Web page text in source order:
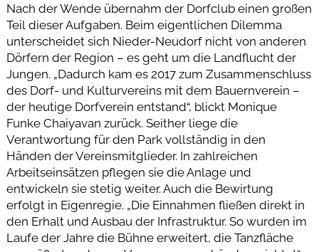
Nach der Wende übernahm der Dorfclub einen großen
Teil dieser Aufgaben. Beim eigentlichen Dilemma
unterscheidet sich Nieder-Neudorf nicht von anderen
Dörfern der Region – es geht um die Landflucht der
Jungen. „Dadurch kam es 2017 zum Zusammenschluss
des Dorf- und Kulturvereins mit dem Bauernverein –
der heutige Dorfverein entstand“, blickt Monique
Funke Chaiyavan zurück. Seither liege die
Verantwortung für den Park vollständig in den
Händen der Vereinsmitglieder. In zahlreichen
Arbeitseinsätzen pflegen sie die Anlage und
entwickeln sie stetig weiter. Auch die Bewirtung
erfolgt in Eigenregie. „Die Einnahmen fließen direkt in
den Erhalt und Ausbau der Infrastruktur. So wurden im
Laufe der Jahre die Bühne erweitert, die Tanzfläche